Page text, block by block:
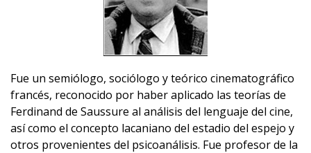
Fue un semiólogo, sociólogo y teórico cinematográfico
francés, reconocido por haber aplicado las teorías de
Ferdinand de Saussure al análisis del lenguaje del cine,
así como el concepto lacaniano del estadio del espejo y
otros provenientes del psicoanálisis. Fue profesor de la